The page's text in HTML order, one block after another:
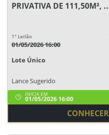
PRIVATIVA DE 111,50M²,
1° Leilão
01/05/2026 16:00
Lote Único
Lance Sugerido
INICIA EM
01/05/2026 16:00